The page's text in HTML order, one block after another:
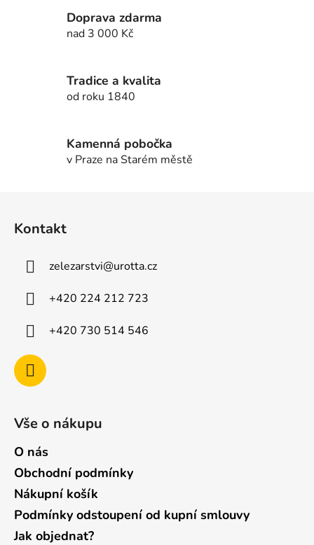
á
í
k
y
Doprava zdarma
nad 3 000 Kč
Tradice a kvalita
od roku 1840
Kamenná pobočka
v Praze na Starém městě
Kontakt
zelezarstvi@urotta.cz
+420 224 212 723
+420 730 514 546
Vše o nákupu
O nás
Obchodní podmínky
Nákupní košík
Podmínky odstoupení od kupní smlouvy
Jak objednat?